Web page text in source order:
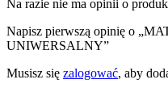
Na razie nie ma opinii o
Napisz pierwszą opinię o
UNIWERSALNY”
Musisz się zalogować, aby